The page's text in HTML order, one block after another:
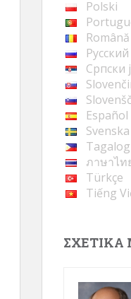
Polski
Română
Русский
Cрпски
Español
Svenska
Tagalog
ภาษาไท
Türkçe
Tiếng
ΣΧΕΤΙΚΆ